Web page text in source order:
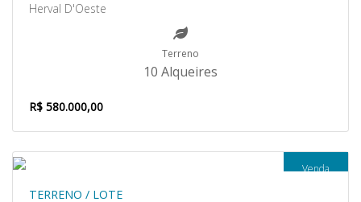
Herval D'Oeste
Terreno
10 Alqueires
R$ 580.000,00
Venda
TERRENO / LOTE